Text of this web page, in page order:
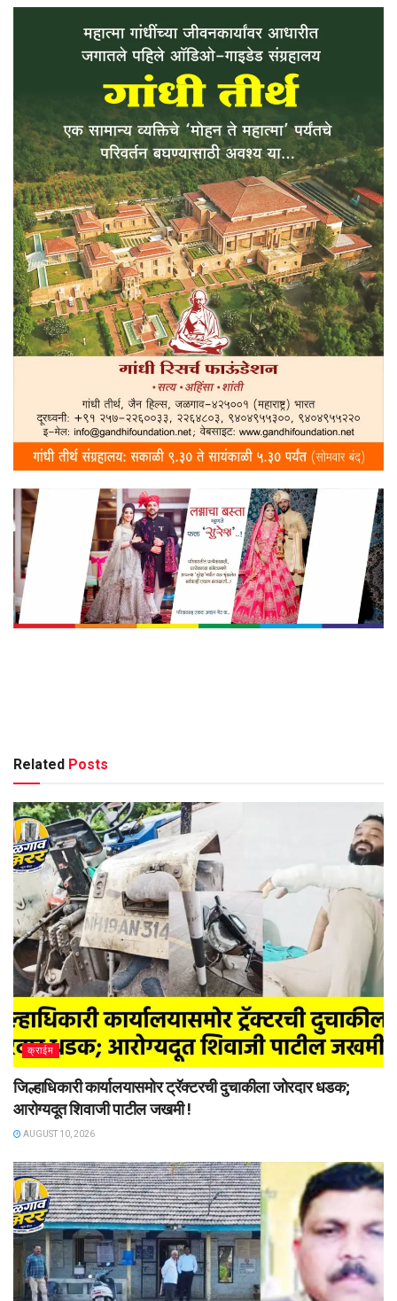
Related Posts
क्राईम
जिल्हाधिकारी कार्यालयासमोर ट्रॅक्टरची दुचाकीला जोरदार धडक;
आरोग्यदूत शिवाजी पाटील जखमी !
AUGUST 10, 2026